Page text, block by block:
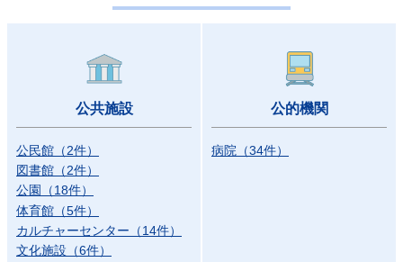
公共施設
公民館 （2件）
図書館 （2件）
公園
（18件）
体育館 （5件）
カルチャーセンター （14件）
文化施設 （6件）
公的機関
病院 （34件）